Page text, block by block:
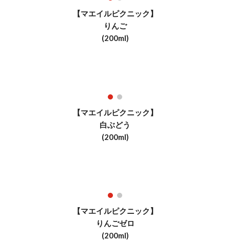
【マエイルピクニック】
りんご
(200ml)
【マエイルピクニック】
白ぶどう
(200ml)
【マエイルピクニック】
りんごゼロ
(200ml)